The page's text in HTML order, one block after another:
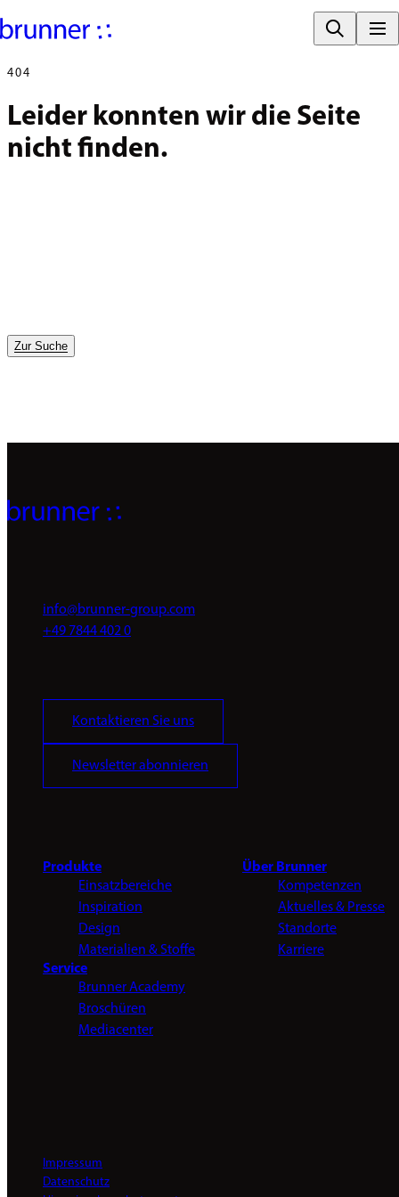
404
Leider konnten wir die Seite
nicht finden.
Zur Suche
info@brunner-group.com
+49 7844 402 0
Kontaktieren Sie uns
Newsletter abonnieren
Produkte
Einsatzbereiche
Inspiration
Design
Materialien & Stoffe
Über Brunner
Kompetenzen
Aktuelles & Presse
Standorte
Karriere
Service
Brunner Academy
Broschüren
Mediacenter
Impressum
Datenschutz